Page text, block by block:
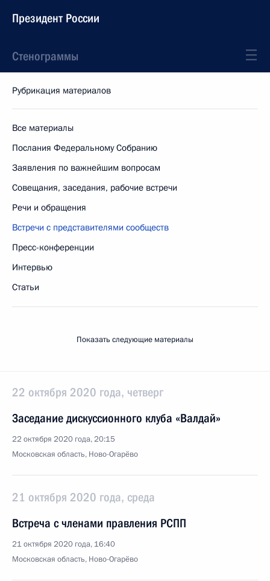
Президент России
Стенограммы
Рубрикация материалов
Все материалы
Послания Федеральному Собранию
Заявления по важнейшим вопросам
Совещания, заседания, рабочие встречи
Речи и обращения
Встречи с представителями сообществ
Пресс-конференции
Интервью
Статьи
Показать следующие материалы
22 октября 2020 года, четверг
Заседание дискуссионного клуба «Валдай»
22 октября 2020 года, 20:15
Московская область, Ново-Огарёво
21 октября 2020 года, среда
Встреча с членами правления РСПП
21 октября 2020 года, 16:40
Московская область, Ново-Огарёво